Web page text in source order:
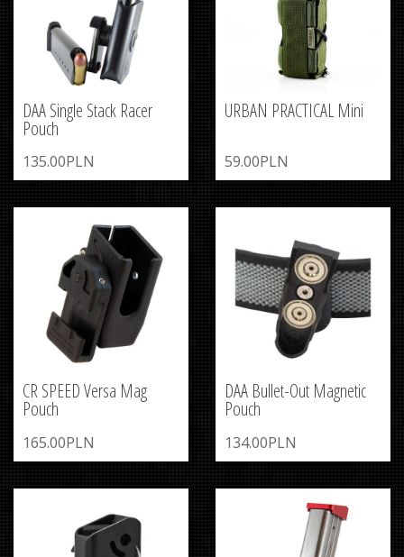
DAA Single Stack Racer
Pouch
135.00PLN
URBAN PRACTICAL Mini
59.00PLN
CR SPEED Versa Mag
Pouch
165.00PLN
DAA Bullet-Out Magnetic
Pouch
134.00PLN